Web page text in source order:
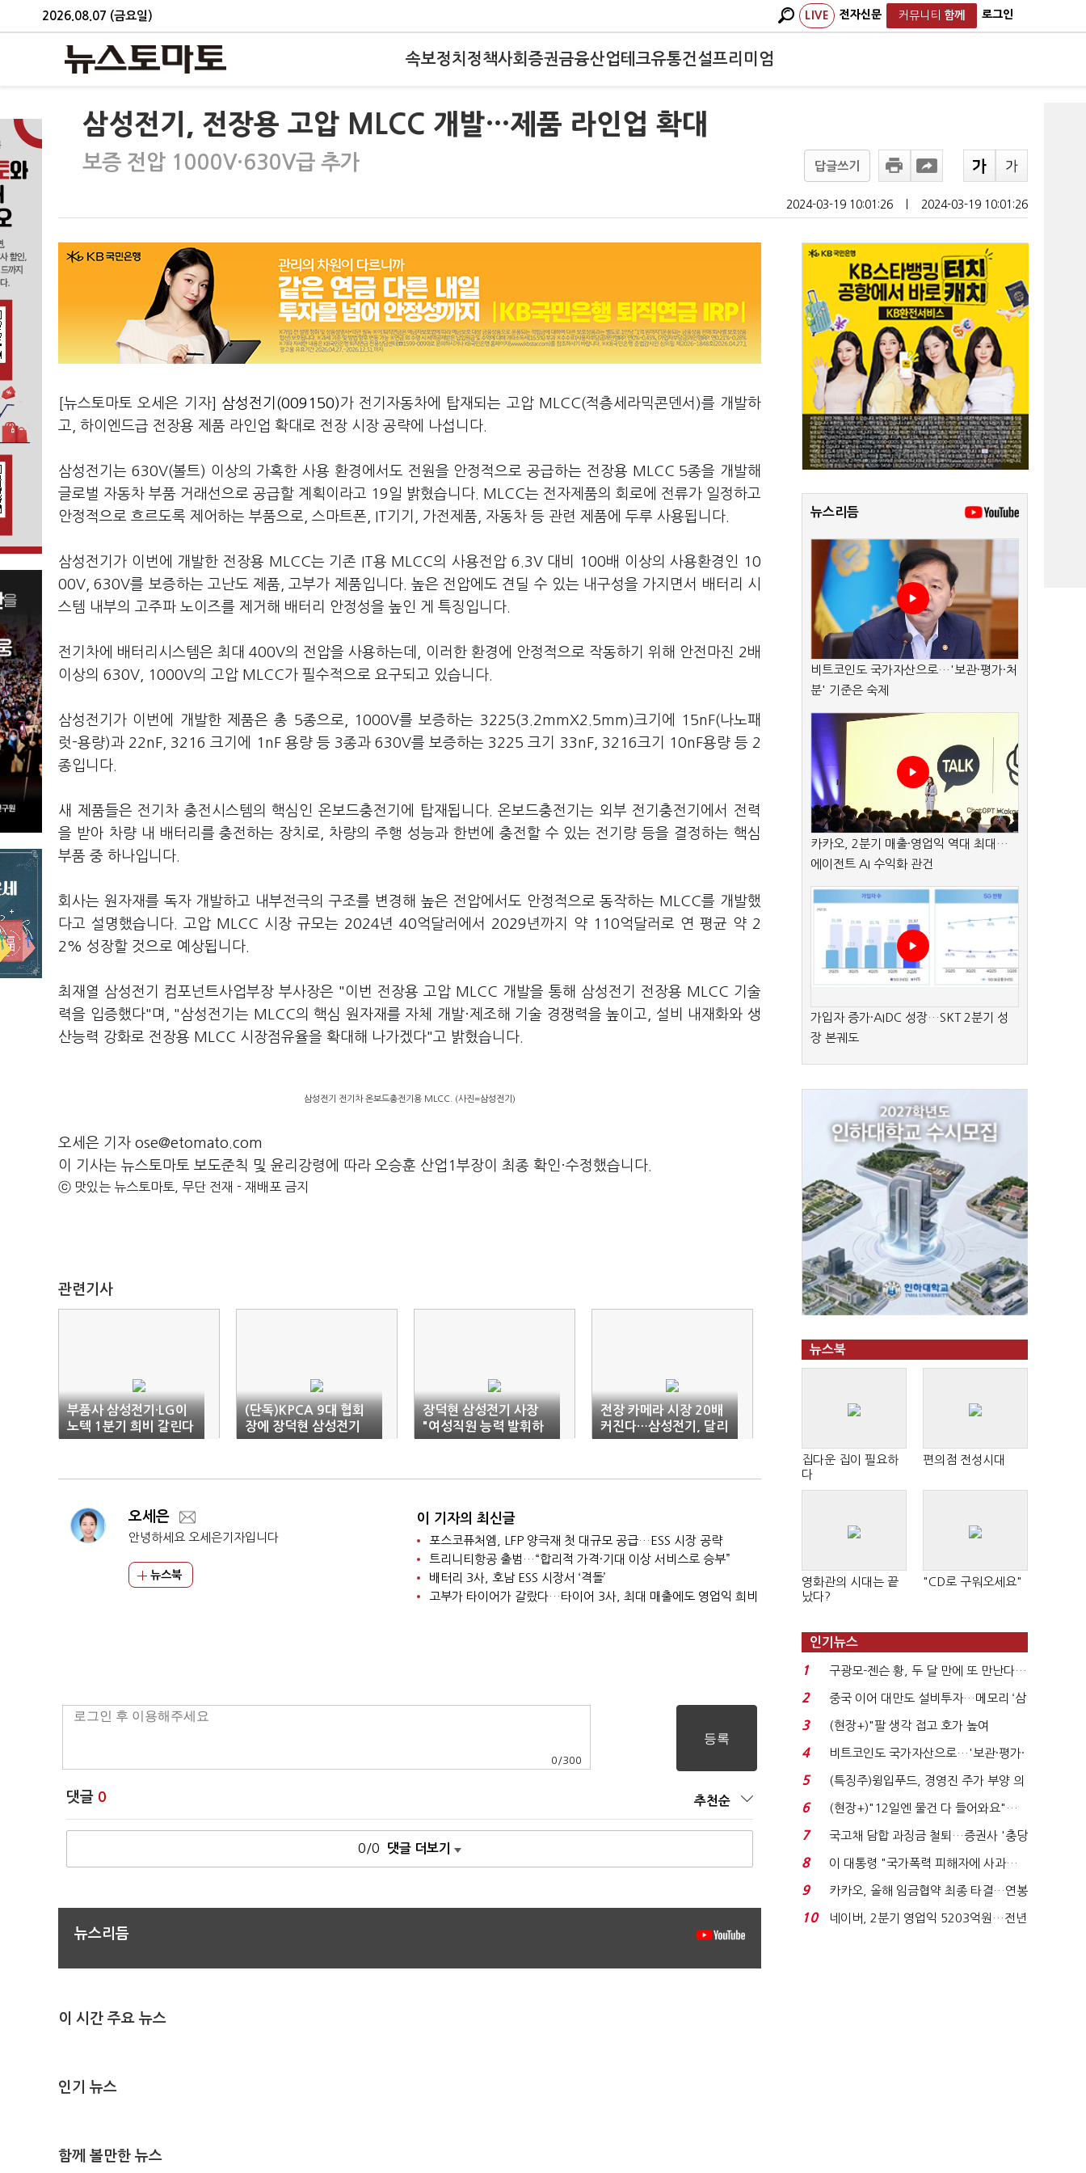
2026.08.07 (금요일) LIVE 전자신문 커뮤니티 함께 로그인
속보정치 정책사회 증권금융산업테크유통건설프리미엄
삼성전기, 전장용 고압 MLCC 개발…제품 라인업 확대
보증 전압 1000V·630V급 추가 답글쓰기
2024-03-19 10:01:26 2024-03-19 10:01:26
[뉴스토마토 오세은 기자] 삼성전기(009150)가 전기자동차에 탑재되는 고압 MLCC(적층세라믹콘덴서)를 개발하
고, 하이엔드급 전장용 제품 라인업 확대로 전장 시장 공략에 나섭니다.
삼성전기는 630V(볼트) 이상의 가혹한 사용 환경에서도 전원을 안정적으로 공급하는 전장용 MLCC 5종을 개발해
글로벌 자동차 부품 거래선으로 공급할 계획이라고 19일 밝혔습니다. MLCC는 전자제품의 회로에 전류가 일정하고
안정적으로 흐르도록 제어하는 부품으로, 스마트폰, IT기기, 가전제품, 자동차 등 관련 제품에 두루 사용됩니다.
삼성전기가 이번에 개발한 전장용 MLCC는 기존 IT용 MLCC의 사용전압 6.3V 대비 100배 이상의 사용환경인 10
00V, 630V를 보증하는 고난도 제품, 고부가 제품입니다. 높은 전압에도 견딜 수 있는 내구성을 가지면서 배터리 시
스템 내부의 고주파 노이즈를 제거해 배터리 안정성을 높인 게 특징입니다.
전기차에 배터리시스템은 최대 400V의 전압을 사용하는데, 이러한 환경에 안정적으로 작동하기 위해 안전마진 2배
이상의 630V, 1000V의 고압 MLCC가 필수적으로 요구되고 있습니다.
삼성전기가 이번에 개발한 제품은 총 5종으로, 1000V를 보증하는 3225(3.2mmX2.5mm)크기에 15nF(나노패
럿-용량)과 22nF, 3216 크기에 1nF 용량 등 3종과 630V를 보증하는 3225 크기 33nF, 3216크기 10nF용량 등 2
종입니다.
새 제품들은 전기차 충전시스템의 핵심인 온보드충전기에 탑재됩니다. 온보드충전기는 외부 전기충전기에서 전력
을 받아 차량 내 배터리를 충전하는 장치로, 차량의 주행 성능과 한번에 충전할 수 있는 전기량 등을 결정하는 핵심
부품 중 하나입니다.
회사는 원자재를 독자 개발하고 내부전극의 구조를 변경해 높은 전압에서도 안정적으로 동작하는 MLCC를 개발했
다고 설명했습니다. 고압 MLCC 시장 규모는 2024년 40억달러에서 2029년까지 약 110억달러로 연 평균 약 2
2% 성장할 것으로 예상됩니다.
최재열 삼성전기 컴포넌트사업부장 부사장은 "이번 전장용 고압 MLCC 개발을 통해 삼성전기 전장용 MLCC 기술
력을 입증했다"며, "삼성전기는 MLCC의 핵심 원자재를 자체 개발·제조해 기술 경쟁력을 높이고, 설비 내재화와 생
산능력 강화로 전장용 MLCC 시장점유율을 확대해 나가겠다"고 밝혔습니다.
삼성전기 전기차 온보드충전기용 MLCC. (사진=삼성전기)
오세은 기자 ose@etomato.com
이 기사는 뉴스토마토 보도준칙 및 윤리강령에 따라 오승훈 산업1부장이 최종 확인·수정했습니다.
ⓒ 맛있는 뉴스토마토, 무단 전재 - 재배포 금지
관련기사
부품사 삼성전기·LG이
노텍 1분기 희비 갈린다
(단독)KPCA 9대 협회
장에 장덕현 삼성전기
사장 유력
장덕현 삼성전기 사장
"여성직원 능력 발휘하
는 조직문화 만들자"
전장 카메라 시장 20배
커진다…삼성전기, 달리
는 스마트폰 ‘눈’ 방점
오세은
안녕하세요 오세은기자입니다
뉴스북
이 기자의 최신글
포스코퓨처엠, LFP 양극재 첫 대규모 공급…ESS 시장 공략
트리니티항공 출범…“합리적 가격·기대 이상 서비스로 승부”
배터리 3사, 호남 ESS 시장서 ‘격돌’
고부가 타이어가 갈랐다…타이어 3사, 최대 매출에도 영업익 희비
0 /300
댓글 0 추천순
0/0 댓글 더보기
뉴스리듬
이 시간 주요 뉴스
인기 뉴스
함께 볼만한 뉴스
뉴스리듬
비트코인도 국가자산으로…'보관·평가·처
분' 기준은 숙제
카카오, 2분기 매출·영업익 역대 최대…
에이전트 AI 수익화 관건
가입자 증가·AIDC 성장…SKT 2분기 성
장 본궤도
뉴스북
집다운 집이 필요하
다
편의점 전성시대
영화관의 시대는 끝
났다?
"CD로 구워오세요"
인기뉴스
1
구광모-젠슨 황, 두 달 만에 또 만난다…
로봇·AI 등 논...
2
중국 이어 대만도 설비투자…메모리 ‘삼
국전쟁’
3
(현장+)"팔 생각 접고 호가 높여
요"…'덜 똘똘한 한 채' 20...
4
비트코인도 국가자산으로…'보관·평가·
처분' 기준은 ...
5
(특징주)윙입푸드, 경영진 주가 부양 의
지에 상한가...
6
(현장+)"12일엔 물건 다 들어와요"…
빈 매대 채우며 문 연 ...
7
국고채 담합 과징금 철퇴…증권사 '충당
금 폭탄' 우려...
8
이 대통령 "국가폭력 피해자에 사과…
적극적 조사로 진...
9
카카오, 올해 임금협약 최종 타결…연봉
6.3% 인상·격려...
10
네이버, 2분기 영업익 5203억원…전년